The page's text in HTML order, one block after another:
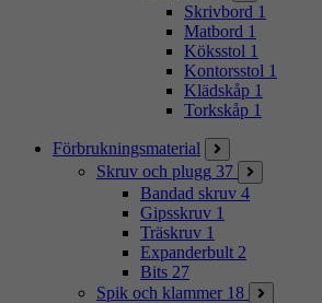
Skrivbord 1
Matbord 1
Köksstol 1
Kontorsstol 1
Klädskåp 1
Torkskåp 1
Förbrukningsmaterial
Skruv och plugg 37
Bandad skruv 4
Gipsskruv 1
Träskruv 1
Expanderbult 2
Bits 27
Spik och klammer 18